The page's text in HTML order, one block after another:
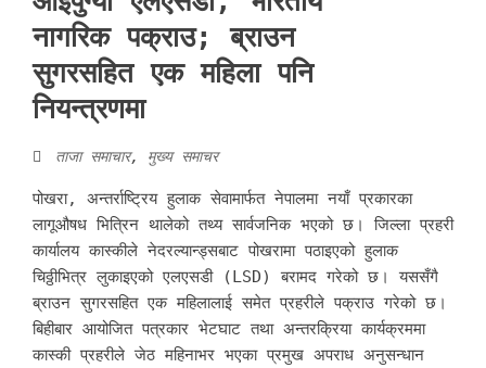
नागरिक पक्राउ; ब्राउन
सुगरसहित एक महिला पनि
नियन्त्रणमा
ताजा समाचार, मुख्य समाचर
पोखरा, अन्तर्राष्ट्रिय हुलाक सेवामार्फत नेपालमा नयाँ प्रकारका
लागूऔषध भित्रिन थालेको तथ्य सार्वजनिक भएको छ। जिल्ला प्रहरी
कार्यालय कास्कीले नेदरल्यान्ड्सबाट पोखरामा पठाइएको हुलाक
चिठ्ठीभित्र लुकाइएको एलएसडी (LSD) बरामद गरेको छ। यससँगै
ब्राउन सुगरसहित एक महिलालाई समेत प्रहरीले पक्राउ गरेको छ।
बिहीबार आयोजित पत्रकार भेटघाट तथा अन्तरक्रिया कार्यक्रममा
कास्की प्रहरीले जेठ महिनाभर भएका प्रमुख अपराध अनुसन्धान